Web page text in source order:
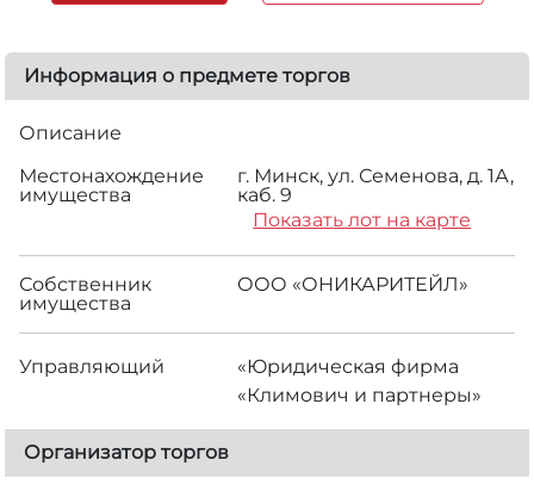
Информация о предмете торгов
Описание
Местонахождение
имущества
г. Минск, ул. Семенова, д. 1А,
каб. 9
Показать лот на карте
Собственник
имущества
ООО «ОНИКАРИТЕЙЛ»
Управляющий
«Юридическая фирма
«Климович и партнеры»
Организатор торгов